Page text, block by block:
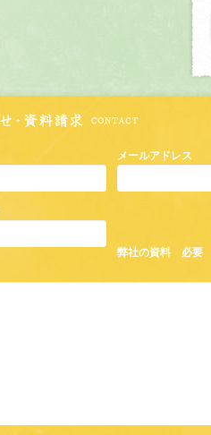
メールアドレス
弊社の資料 必要